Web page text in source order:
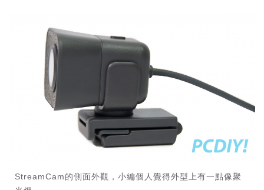
StreamCam的側面外觀，小編個人覺得外型上有一點像聚